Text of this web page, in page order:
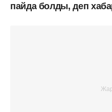
пайда болды, деп